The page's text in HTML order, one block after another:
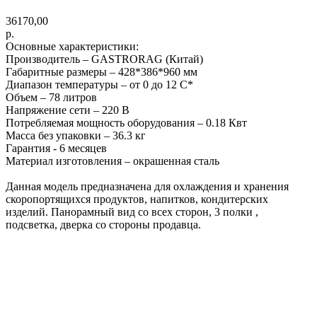
36170,00
р.
Основные характеристики:
Производитель – GASTRORAG (Китай)
Габаритные размеры – 428*386*960 мм
Диапазон температуры – от 0 до 12 С*
Объем – 78 литров
Напряжение сети – 220 В
Потребляемая мощность оборудования – 0.18 Квт
Масса без упаковки – 36.3 кг
Гарантия - 6 месяцев
Материал изготовления – окрашенная сталь
Данная модель предназначена для охлаждения и хранения
скоропортящихся продуктов, напитков, кондитерских
изделий. Панорамный вид со всех сторон, 3 полки ,
подсветка, дверка со стороны продавца.